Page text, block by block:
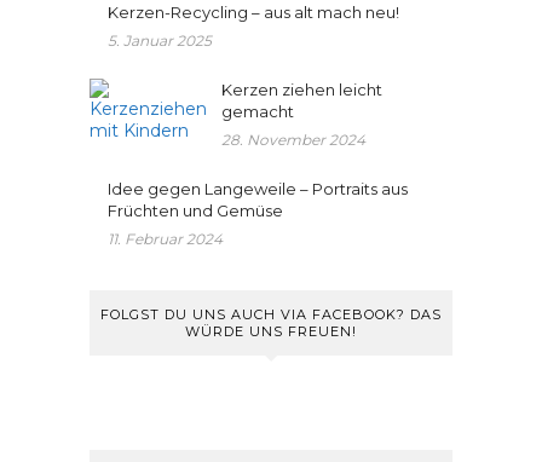
Kerzen-Recycling – aus alt mach neu!
5. Januar 2025
Kerzen ziehen leicht
gemacht
28. November 2024
Idee gegen Langeweile – Portraits aus
Früchten und Gemüse
11. Februar 2024
FOLGST DU UNS AUCH VIA FACEBOOK? DAS
WÜRDE UNS FREUEN!